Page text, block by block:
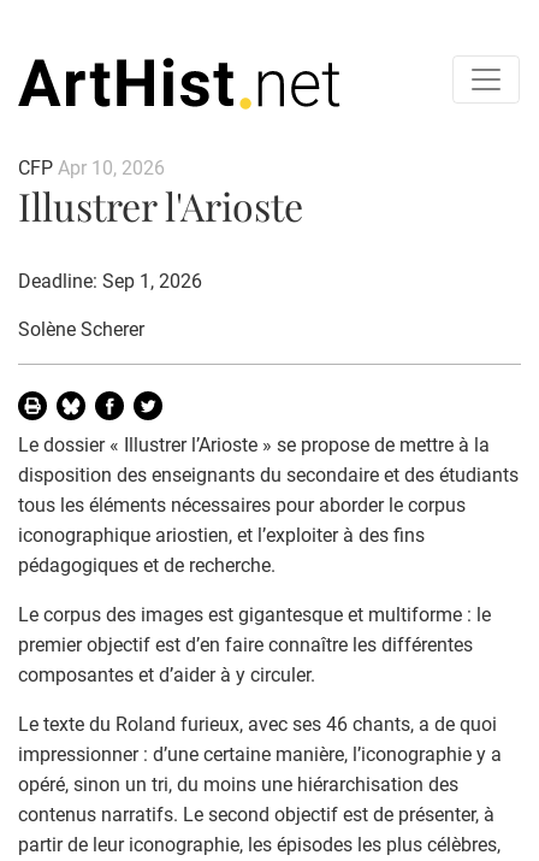
CFP Apr 10, 2026
Illustrer l'Arioste
Deadline: Sep 1, 2026
Solène Scherer
Le dossier « Illustrer l’Arioste » se propose de mettre à la
disposition des enseignants du secondaire et des étudiants
tous les éléments nécessaires pour aborder le corpus
iconographique ariostien, et l’exploiter à des fins
pédagogiques et de recherche.
Le corpus des images est gigantesque et multiforme : le
premier objectif est d’en faire connaître les différentes
composantes et d’aider à y circuler.
Le texte du Roland furieux, avec ses 46 chants, a de quoi
impressionner : d’une certaine manière, l’iconographie y a
opéré, sinon un tri, du moins une hiérarchisation des
contenus narratifs. Le second objectif est de présenter, à
partir de leur iconographie, les épisodes les plus célèbres,